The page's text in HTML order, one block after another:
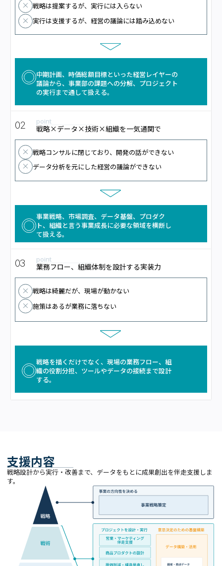
戦略は提案するが、実行には入らない
実行は支援するが、経営の議論には踏み込めない
中期計画、時価総額目標といった経営レイヤーの
議論から、事業部の課題への分解、プロジェクト
の実行まで通して扱える。
02 point
戦略×データ×技術×組織を一気通関で
戦略コンサルに閉じており、開発の話ができない
データ分析を元にした経営の議論ができない
事業戦略、市場調査、データ基盤、プロダク
ト、組織と言う事業成長に必要な領域を横断し
て扱える。
03 point
業務フロー、組織体制を設計する実装力
戦略は綺麗だが、現場が動かない
施策はあるが業務に落ちない
戦略を描くだけでなく、現場の業務フロー、組
織の役割分担、ツールやデータの接続まで設計
する。
支援内容
戦略設計から実行・改善まで、データをもとに成果創出を伴走支援しま
す。